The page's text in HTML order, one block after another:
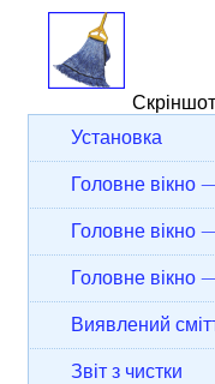
Установка
Головне вікно
Головне вікно
Головне вікно
Виявлений
Звіт з чистки